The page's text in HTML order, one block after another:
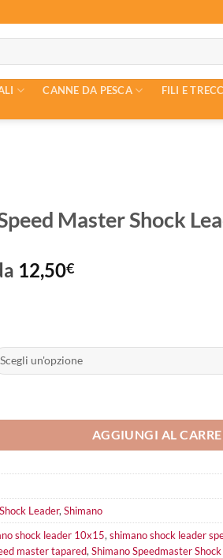
CANNE DA PESCA FILI E
Master Shock
12,50€
Shock Leader quantità
AGGIUNGI AL
Leader, Shimano
shock leader 10x15, shimano shock leader
master tapared, Shimano Speedmaster